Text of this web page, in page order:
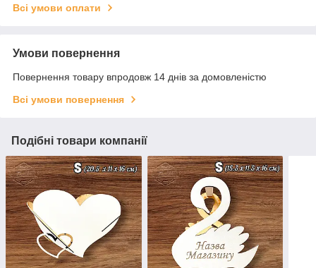
Всі умови оплати
Умови повернення
Повернення товару впродовж 14 днів за домовленістю
Всі умови повернення
Подібні товари компанії